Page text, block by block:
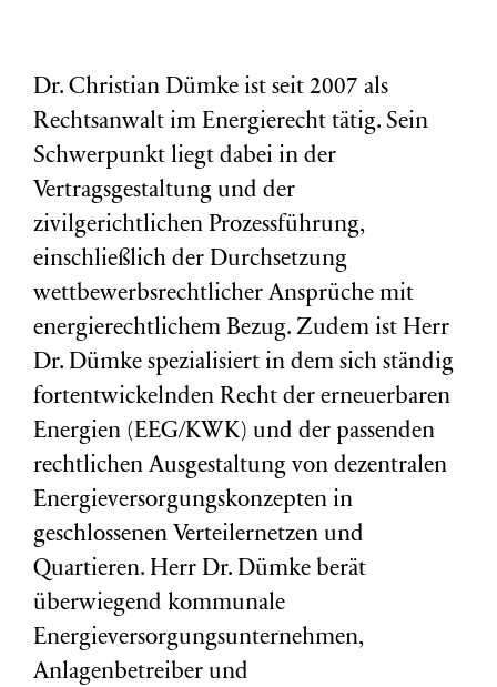
Dr. Christian Dümke ist seit 2007 als
Rechtsanwalt im Energierecht tätig. Sein
Schwerpunkt liegt dabei in der
Vertragsgestaltung und der
zivilgerichtlichen Prozessführung,
einschließlich der Durchsetzung
wettbewerbsrechtlicher Ansprüche mit
energierechtlichem Bezug. Zudem ist Herr
Dr. Dümke spezialisiert in dem sich ständig
fortentwickelnden Recht der erneuerbaren
Energien (EEG/KWK) und der passenden
rechtlichen Ausgestaltung von dezentralen
Energieversorgungskonzepten in
geschlossenen Verteilernetzen und
Quartieren. Herr Dr. Dümke berät
überwiegend kommunale
Energieversorgungsunternehmen,
Anlagenbetreiber und